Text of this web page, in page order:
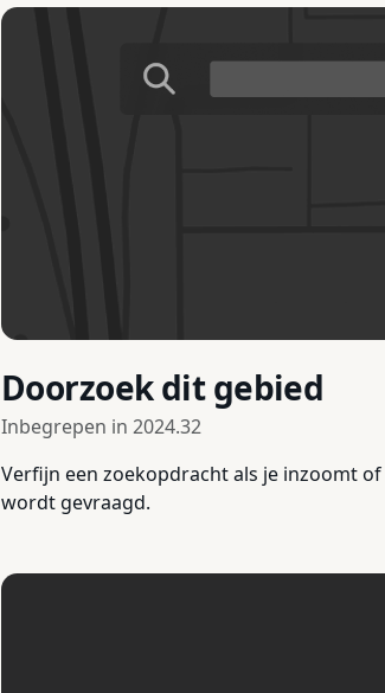
Doorzoek dit gebied
Inbegrepen in 2024.32
Verfijn een zoekopdracht als je inzoomt
wordt gevraagd.